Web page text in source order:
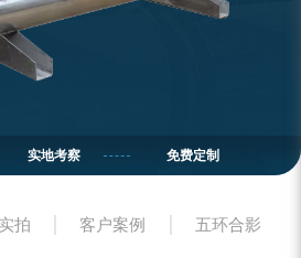
实地考察 免费定制
拍 客户案例 五环合影